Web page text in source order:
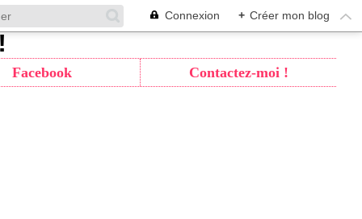
Connexion + Créer mon blog
Facebook Contactez-moi !